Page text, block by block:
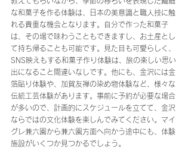
な和菓子を作る体験は、日本の美意識と職人技に触
れる貴重な機会となります。自分で作った和菓子
は、その場で味わうこともできますし、お土産とし
て持ち帰ることも可能です。見た目も可愛らしく、
SNS映えもする和菓子作り体験は、旅の楽しい思い
出になること間違いなしです。他にも、金沢には金
箔貼り体験や、加賀友禅の染め物体験など、様々な
伝統工芸体験があります。事前に予約が必要な場合
が多いので、計画的にスケジュールを立てて、金沢
ならではの文化体験を楽しんでみてください。マイ
グレ兼六園から兼六園方面へ向かう途中にも、体験
施設がいくつか見つかるでしょう。